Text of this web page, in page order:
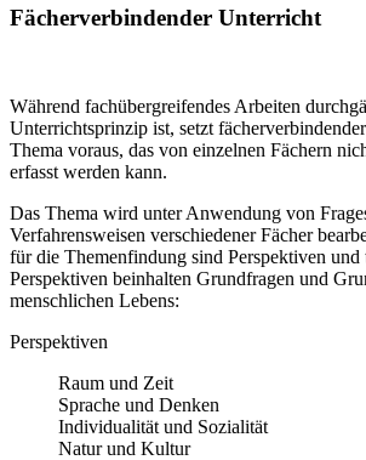
Fächerverbindender Unterricht
Während fachübergreifendes Arbeiten
Unterrichtsprinzip ist, setzt
Thema voraus, das von einzelnen Fächern
erfasst werden kann.
Das Thema wird unter Anwendung von
Verfahrensweisen verschiedener Fächer
für die Themenfindung sind Perspektiven und
Perspektiven beinhalten Grundfragen und
menschlichen Lebens:
Perspektiven
Raum und Zeit
Sprache und Denken
Individualität und Sozialität
Natur und Kultur